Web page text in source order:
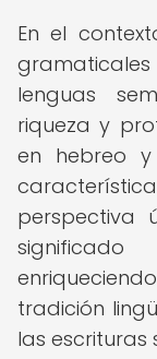
En el
lenguas
riqueza y
en hebreo
perspectiva
tradición
las escrituras